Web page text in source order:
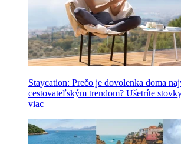
Staycation: Prečo je dovolenka doma
cestovateľským trendom? Ušetríte
viac